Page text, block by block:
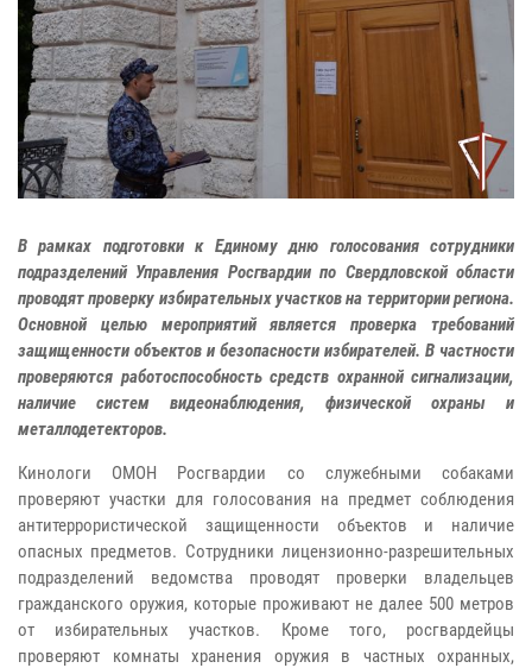
В рамках подготовки к Единому дню голосования сотрудники
подразделений Управления Росгвардии по Свердловской области
проводят проверку избирательных участков на территории региона.
Основной целью мероприятий является проверка требований
защищенности объектов и безопасности избирателей. В частности
проверяются работоспособность средств охранной сигнализации,
наличие систем видеонаблюдения, физической охраны и
металлодетекторов.
Кинологи ОМОН Росгвардии со служебными собаками
проверяют участки для голосования на предмет соблюдения
антитеррористической защищенности объектов и наличие
опасных предметов. Сотрудники лицензионно-разрешительных
подразделений ведомства проводят проверки владельцев
гражданского оружия, которые проживают не далее 500 метров
от избирательных участков. Кроме того, росгвардейцы
проверяют комнаты хранения оружия в частных охранных,